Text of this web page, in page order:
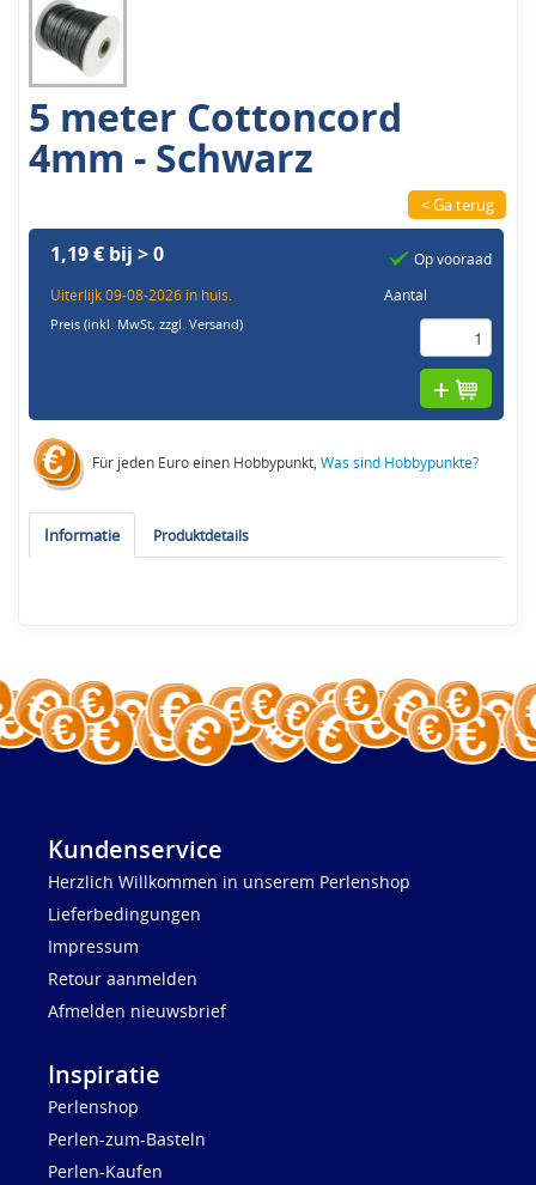
5 meter Cottoncord
4mm - Schwarz
< Ga terug
1,19 € bij > 0
Uiterlijk 09-08-2026 in huis.
Preis (inkl. MwSt,zzgl. Versand)
Op vooraad
Aantal
Für jeden Euro einen Hobbypunkt,Was sind Hobbypunkte?
Informatie Produktdetails
Kundenservice
Herzlich Willkommen in unserem Perlenshop
Lieferbedingungen
Impressum
Retour aanmelden
Afmelden nieuwsbrief
Inspiratie
Perlenshop
Perlen-zum-Basteln
Perlen-Kaufen